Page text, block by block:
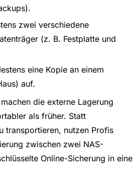
zwei verschiedene
(z. B. Festplatte und
eine Kopie an einem
auf.
die externe Lagerung
als früher. Statt
transportieren, nutzen Profis
zwischen zwei NAS-
Online-Sicherung in eine